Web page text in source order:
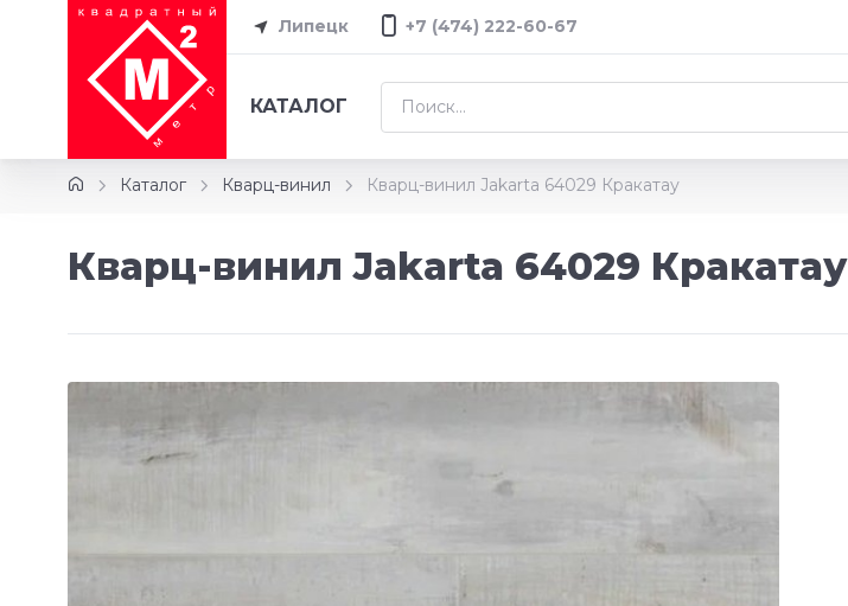
Липецк +7 (474) 222-60-67
КАТАЛОГ
Каталог Кварц-винил Кварц-винил Jakarta 64029 Кракатау
Кварц-винил Jakarta 64029 Кракатау